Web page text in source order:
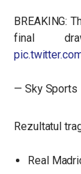
BREAKING:
final
— Sky Sports
Rezultatul
Real